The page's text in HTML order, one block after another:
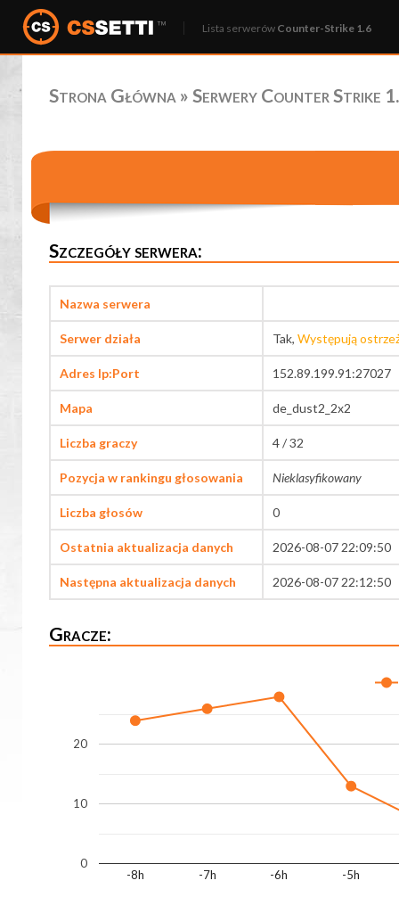
Lista serwerów Counter-Strike 1.6
Strona Główna » Serwery Counter Strike
Szczegóły serwera:
Nazwa serwera
Serwer działa Tak, Występują
Adres Ip:Port 152.89.199.91:27027
Mapa de_dust2_2x2
Liczba graczy 4 / 32
Pozycja w rankingu głosowania Nieklasyfikowany
Liczba głosów 0
Ostatnia aktualizacja danych 2026-08-07 22:09:50
Następna aktualizacja danych 2026-08-07 22:12:50
Gracze:
-8h -7h -6h -5h
0
10
20